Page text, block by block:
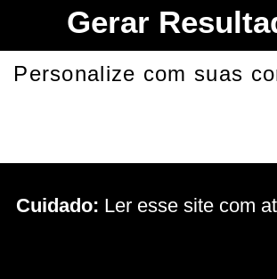
Gerar
Personalize com suas
Cuidado: Ler esse site com